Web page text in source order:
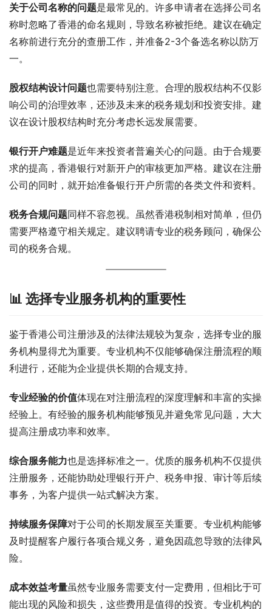
关于公司名称的问题是最常见的。许多申请者在选择公司名
称时忽略了香港的命名规则，导致名称被拒绝。建议在确定
名称前进行充分的查册工作，并准备2-3个备选名称以防万
一。
股权结构设计问题也需要特别注意。合理的股权结构不仅影
响公司的治理效率，还涉及未来的税务规划和投资安排。建
议在设计股权结构时充分考虑长远发展需要。
银行开户难题是近年来投资者普遍关心的问题。由于合规要
求的提高，香港银行对新开户的审核更加严格。建议在注册
公司的同时，就开始准备银行开户所需的各类文件和资料。
税务合规问题同样不容忽视。虽然香港税制相对简单，但仍
需要严格遵守相关规定。建议聘请专业的税务顾问，确保公
司的税务合规。
📊 选择专业服务机构的重要性
鉴于香港公司注册涉及的法律法规较为复杂，选择专业的服
务机构显得尤为重要。专业机构不仅能够确保注册流程的顺
利进行，还能为企业提供长期的合规支持。
专业经验的价值体现在对注册流程的深度理解和丰富的实操
经验上。有经验的服务机构能够预见并避免常见问题，大大
提高注册成功率和效率。
综合服务能力也是选择标准之一。优质的服务机构不仅提供
注册服务，还能协助处理银行开户、税务申报、审计等后续
事务，为客户提供一站式解决方案。
持续服务保障对于公司的长期发展至关重要。专业机构能够
及时提醒客户履行各项合规义务，避免因疏忽导致的法律风
险。
成本效益考量虽然专业服务需要支付一定费用，但相比于可
能出现的风险和损失，这些费用是值得的投资。专业机构的